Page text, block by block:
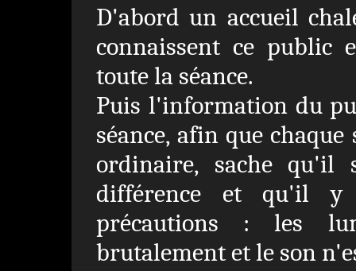
D'abord un accueil
connaissent ce public
toute la séance.
Puis l'information du
séance, afin que
ordinaire, sache qu'il
différence et qu'il y
précautions : les
brutalement et le son